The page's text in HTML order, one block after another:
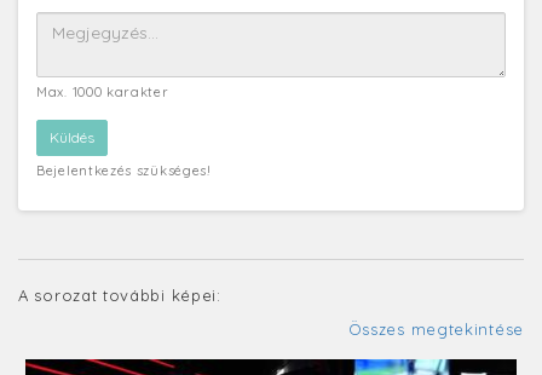
Max. 1000 karakter
Bejelentkezés szükséges!
A sorozat további képei:
Összes megtekintése